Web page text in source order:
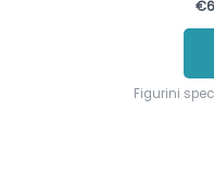
€
Figurini